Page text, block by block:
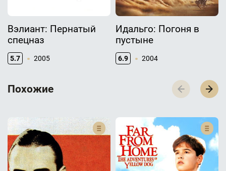
Вэлиант: Пернатый
спецназ
5.7 2005
Идальго: Погоня в
пустыне
6.9 2004
П­­­о­­­х­­­о­­­ж­­­и­­­е